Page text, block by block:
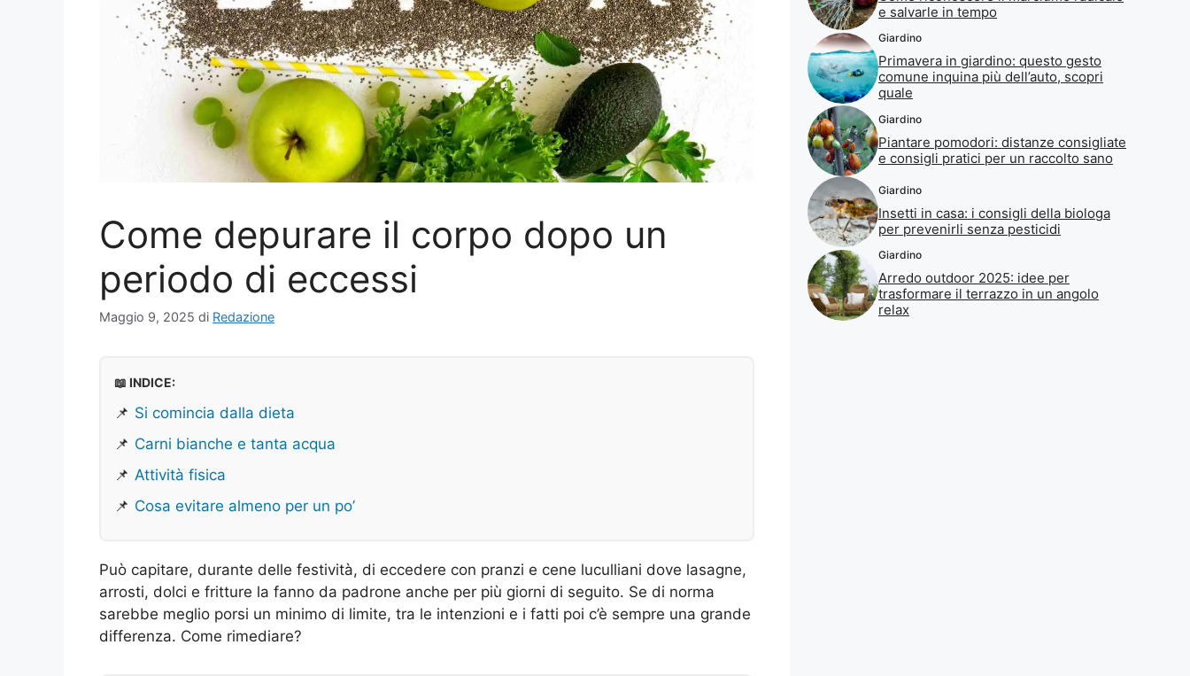
Come depurare il corpo dopo un
periodo di eccessi
Maggio 9, 2025 di Redazione
📖 INDICE:
📌 Si comincia dalla dieta
📌 Carni bianche e tanta acqua
📌 Attività fisica
📌 Cosa evitare almeno per un po’
Può capitare, durante delle festività, di eccedere con pranzi e cene luculliani dove lasagne,
arrosti, dolci e fritture la fanno da padrone anche per più giorni di seguito. Se di norma
sarebbe meglio porsi un minimo di limite, tra le intenzioni e i fatti poi c’è sempre una grande
differenza. Come rimediare?
e salvarle in tempo
Giardino
Primavera in giardino: questo gesto
comune inquina più dell’auto, scopri
quale
Giardino
Piantare pomodori: distanze consigliate
e consigli pratici per un raccolto sano
Giardino
Insetti in casa: i consigli della biologa
per prevenirli senza pesticidi
Giardino
Arredo outdoor 2025: idee per
trasformare il terrazzo in un angolo
relax